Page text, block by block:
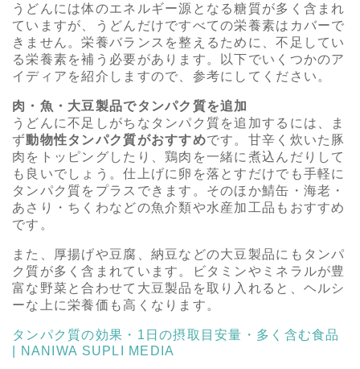
うどんには体のエネルギー源となる糖質が多く含まれ
ていますが、うどんだけですべての栄養素はカバーで
きません。栄養バランスを整えるために、不足してい
る栄養素を補う必要があります。以下でいくつかのア
イディアを紹介しますので、参考にしてください。
肉・魚・大豆製品でタンパク質を追加
うどんに不足しがちなタンパク質を追加するには、ま
ず動物性タンパク質がおすすめです。甘辛く炊いた豚
肉をトッピングしたり、鶏肉を一緒に煮込んだりして
も良いでしょう。仕上げに卵を落とすだけでも手軽に
タンパク質をプラスできます。そのほか鯖缶・海老・
あさり・ちくわなどの魚介類や水産加工品もおすすめ
です。
また、厚揚げや豆腐、納豆などの大豆製品にもタンパ
ク質が多く含まれています。ビタミンやミネラルが豊
富な野菜と合わせて大豆製品を取り入れると、ヘルシ
ーな上に栄養価も高くなります。
タンパク質の効果・1日の摂取目安量・多く含む食品
| NANIWA SUPLI MEDIA